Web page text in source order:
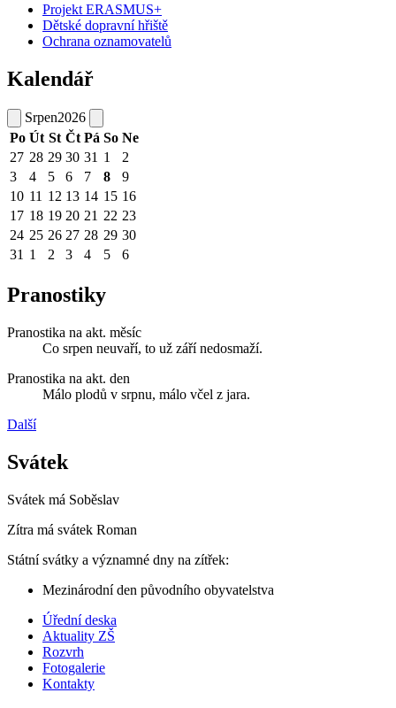
Projekt ERASMUS+
Dětské dopravní hřiště
Ochrana oznamovatelů
Kalendář
Srpen2026
Po Út St Čt Pá So Ne
27 28 29 30 31 1
2
3
4 5 6 7 8
9
10 11 12 13 14 15 16
17 18 19 20 21 22 23
24 25 26 27 28 29 30
31 1 2 3 4 5 6
Pranostiky
Pranostika na akt. měsíc
Co srpen neuvaří, to už září nedosmaží.
Pranostika na akt. den
Málo plodů v srpnu, málo včel z jara.
Další
Svátek
Svátek má Soběslav
Zítra má svátek Roman
Státní svátky a významné dny na zítřek:
Mezinárodní den původního obyvatelstva
Úřední deska
Aktuality ZŠ
Rozvrh
Fotogalerie
Kontakty